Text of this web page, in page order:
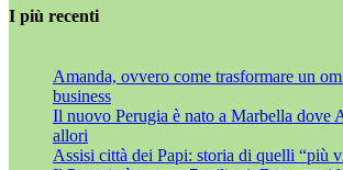
I più recenti
Amanda, ovvero come trasformare un
business
Il nuovo Perugia è nato a Marbella dove
allori
Assisi città dei Papi: storia di quelli “più